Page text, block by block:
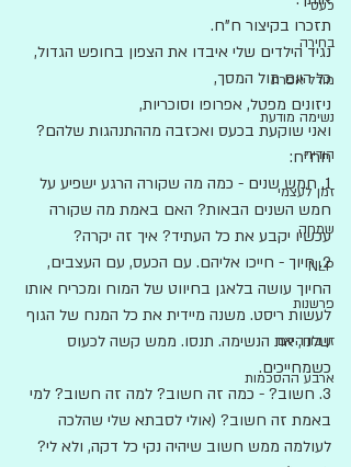
כעס
בחירה
מודל אפרת
נשימה מודעת
הודיה
זמן לעצמי
שמחה
NLP
פרשנות
זן בודהיזם
ארבע ההסכמות
תזכרו בקיצור ח"ח.
נגיד הילדים שלי איבדו את הצפון בחופש הגדול,
כל היום מול המסך,
ניזונים מפטל, אפרופו וסוכריות,
ואני שוקעת בכעס ואכזבה מההתנהגות שלהם?
חח"ח:
1. חמש שנים - כמה מה שקורה הרגע ישפיע על
חמש השנים הבאות? האם באמת מה שקורה
עכשיו יקבע את כל העתיד? איך זה יקרה?
‏2. חיוך - חייכו אליהם. עם הכעס, עם העצבים,
החיוך עושה בלאגן בחיווט של המוח ומכריח אותו
לעשות ריסט. משנה מיידית את כל המנח של הגוף
שלנו, את הנשימה. תנסו. ממש קשה לכעוס
כשמחייכים.
3. חשוב? - כמה זה חשוב? למה זה חשוב? למי
באמת זה חשוב? (אולי לסבתא שלי שהלכה
לעולמה ממש חשוב שיהיה נקי כל דקה, ולא לי?